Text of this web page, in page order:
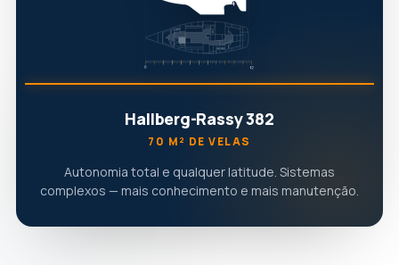
Hallberg-Rassy 382
70 M² DE VELAS
Autonomia total e qualquer latitude. Sistemas
complexos — mais conhecimento e mais manutenção.